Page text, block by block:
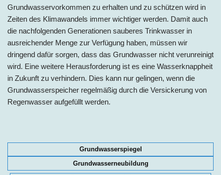
Grundwasservorkommen zu erhalten und zu schützen wird in
Zeiten des Klimawandels immer wichtiger werden. Damit auch
die nachfolgenden Generationen sauberes Trinkwasser in
ausreichender Menge zur Verfügung haben, müssen wir
dringend dafür sorgen, dass das Grundwasser nicht verunreinigt
wird. Eine weitere Herausforderung ist es eine Wasserknappheit
in Zukunft zu verhindern. Dies kann nur gelingen, wenn die
Grundwasserspeicher regelmäßig durch die Versickerung von
Regenwasser aufgefüllt werden.
Grundwasserspiegel
Grundwasserneubildung